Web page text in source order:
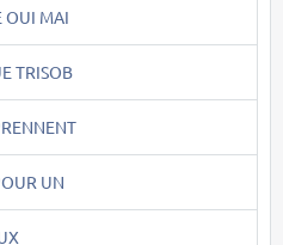
OUI MAI
TRISOB
UN